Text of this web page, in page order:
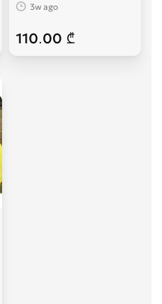
3w ago
110.00 ₾
HASKY karavi კარვები